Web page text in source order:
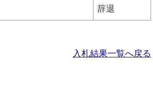
辞退
入札結果一覧へ戻る